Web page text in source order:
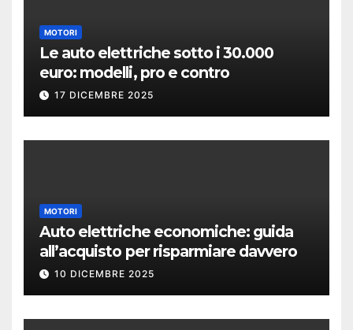
MOTORI
Le auto elettriche sotto i 30.000
euro: modelli, pro e contro
17 DICEMBRE 2025
MOTORI
Auto elettriche economiche: guida
all’acquisto per risparmiare davvero
10 DICEMBRE 2025